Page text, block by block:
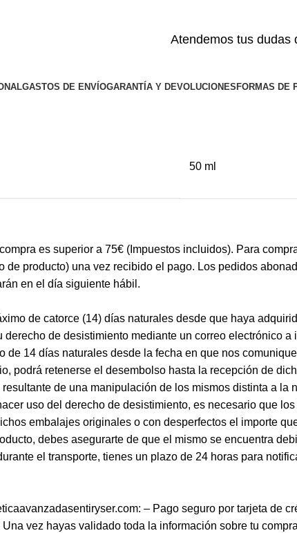
Atendemos tus dudas
GASTOS DE ENVÍOGARANTÍA Y DEVOLUCIONES FORMAS DE
50 ml
es superior a 75€ (Impuestos incluidos). Para
producto) una vez recibido el pago. Los pedidos
en el día siguiente hábil.
de catorce (14) días naturales desde que haya
de desistimiento mediante un correo electrónico
14 días naturales desde la fecha en que nos
podrá retenerse el desembolso hasta la recepción de
de una manipulación de los mismos distinta a la
uso del derecho de desistimiento, es necesario que
embalajes originales o con desperfectos el importe
debes asegurarte de que el mismo se encuentra
el transporte, tienes un plazo de 24 horas para
– Pago seguro por tarjeta de
vez hayas validado toda la información sobre tu